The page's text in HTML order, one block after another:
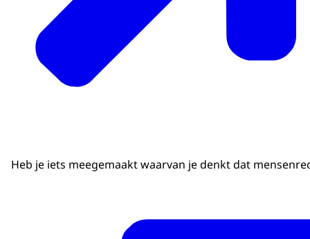
Heb je iets meegemaakt waarvan je denkt dat